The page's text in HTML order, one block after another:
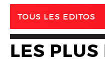
TOUS LES EDITOS
LES PLUS